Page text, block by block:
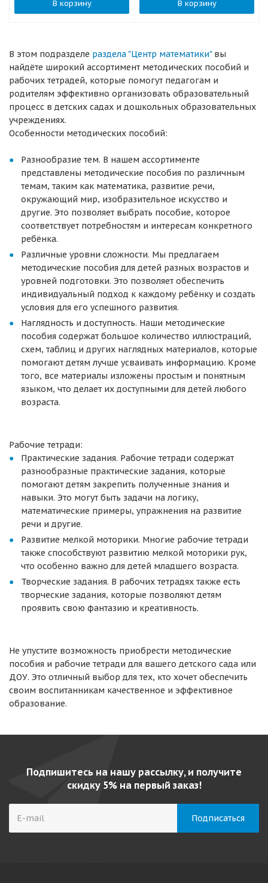
В корзину В корзину
В этом подразделе раздела "Центр математики"вы
найдёте широкий ассортимент методических пособий и
рабочих тетрадей, которые помогут педагогам и
родителям эффективно организовать образовательный
процесс в детских садах и дошкольных образовательных
учреждениях.
Особенности методических пособий:
Разнообразие тем. В нашем ассортименте
представлены методические пособия по различным
темам, таким как математика, развитие речи,
окружающий мир, изобразительное искусство и
другие. Это позволяет выбрать пособие, которое
соответствует потребностям и интересам конкретного
ребёнка.
Различные уровни сложности. Мы предлагаем
методические пособия для детей разных возрастов и
уровней подготовки. Это позволяет обеспечить
индивидуальный подход к каждому ребёнку и создать
условия для его успешного развития.
Наглядность и доступность. Наши методические
пособия содержат большое количество иллюстраций,
схем, таблиц и других наглядных материалов, которые
помогают детям лучше усваивать информацию. Кроме
того, все материалы изложены простым и понятным
языком, что делает их доступными для детей любого
возраста.
Рабочие тетради:
Практические задания. Рабочие тетради содержат
разнообразные практические задания, которые
помогают детям закрепить полученные знания и
навыки. Это могут быть задачи на логику,
математические примеры, упражнения на развитие
речи и другие.
Развитие мелкой моторики. Многие рабочие тетради
также способствуют развитию мелкой моторики рук,
что особенно важно для детей младшего возраста.
Творческие задания. В рабочих тетрадях также есть
творческие задания, которые позволяют детям
проявить свою фантазию и креативность.
Не упустите возможность приобрести методические
пособия и рабочие тетради для вашего детского сада или
ДОУ. Это отличный выбор для тех, кто хочет обеспечить
своим воспитанникам качественное и эффективное
образование.
Подпишитесь на нашу рассылку, и получите
скидку 5% на первый заказ!